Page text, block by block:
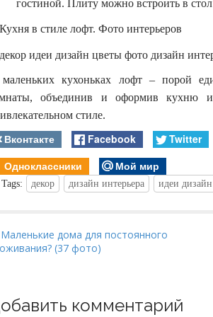
гостиной. Плиту можно встроить в
кухоньках лофт – порой
объединив и оформив кухню
стиле.
Вконтакте Facebook
Twitter
Одноклассники
Мой мир
Tags: декор дизайн интерьера идеи дизайн
дома для постоянного
(37 фото)
комментарий